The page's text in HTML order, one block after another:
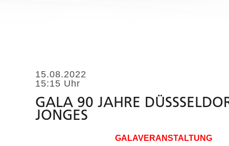
15.08.2022
15:15 Uhr
GALA 90 JAHRE
JONGES
GALAVERANSTALTUNG